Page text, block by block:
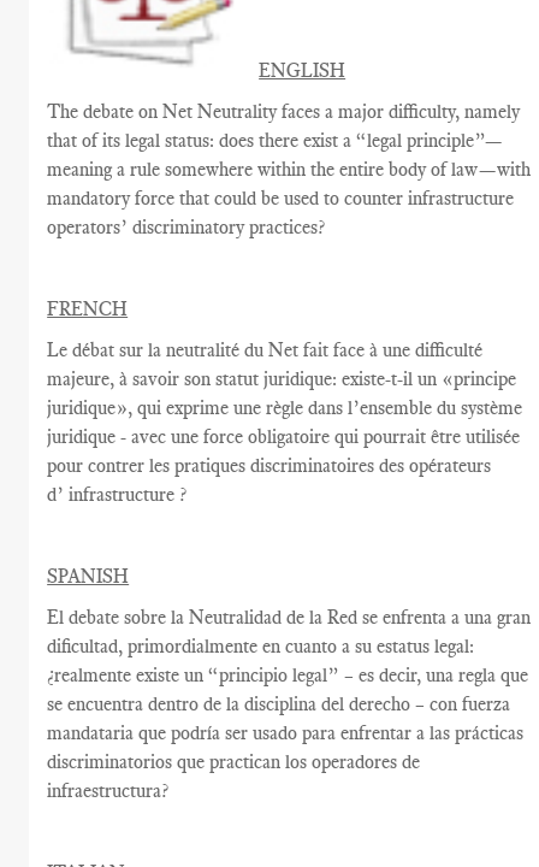
ENGLISH
The debate on Net Neutrality faces a major difficulty, namely
that of its legal status: does there exist a “legal principle”—
meaning a rule somewhere within the entire body of law—with
mandatory force that could be used to counter infrastructure
operators’ discriminatory practices?
FRENCH
Le débat sur la neutralité du Net fait face à une difficulté
majeure, à savoir son statut juridique: existe-t-il un «principe
juridique», qui exprimeune règle dans l’ensemble du système
juridique - avec uneforce obligatoire qui pourrait être utilisée
pour contrer les pratiques discriminatoires des opérateurs
d’ infrastructure ?
SPANISH
El debate sobre la Neutralidad de la Red se enfrenta a una gran
dificultad, primordialmente en cuanto a su estatus legal:
¿realmente existe un “principio legal” – es decir, una regla que
se encuentra dentro de la disciplina del derecho – con fuerza
mandataria que podría ser usado para enfrentar a las prácticas
discriminatorios que practican los operadores de
infraestructura?